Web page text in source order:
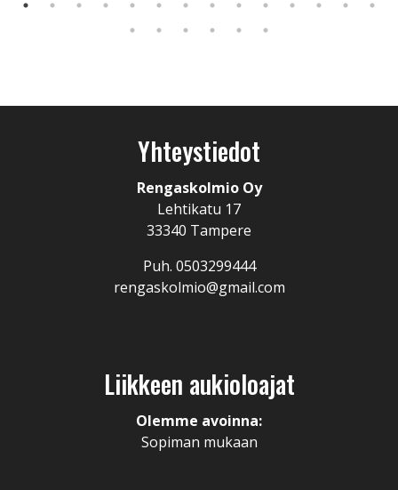
Yhteystiedot
Rengaskolmio Oy
Lehtikatu 17
33340 Tampere
Puh. 0503299444
rengaskolmio@gmail.com
Liikkeen aukioloajat
Olemme avoinna:
Sopiman mukaan